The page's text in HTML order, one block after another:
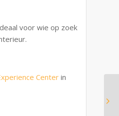
voor wie op zoek
Center in